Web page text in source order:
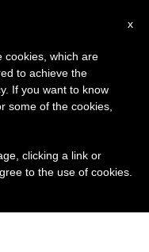
x
cookies, which are
to achieve the
If you want to know
some of the cookies,
clicking a link or
to the use of cookies.